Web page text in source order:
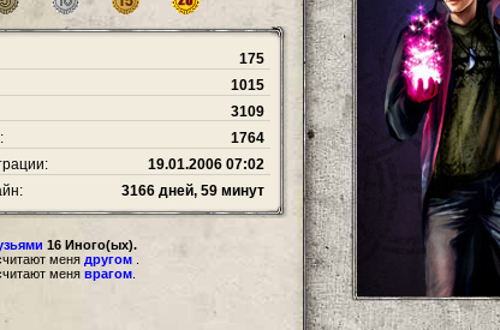
175
1015
3109
1764
19.01.2006 07:02
3166 дней, 59 минут
16 Иного(ых).
меня другом
меня врагом